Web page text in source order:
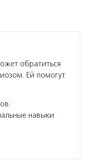
обратиться
Ей помогут
навыки